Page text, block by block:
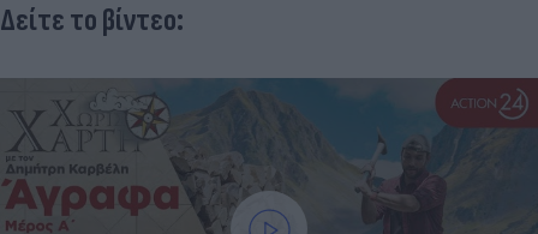
Δείτε το βίντεο: